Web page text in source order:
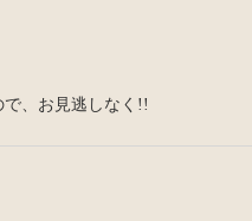
、お見逃しなく!!